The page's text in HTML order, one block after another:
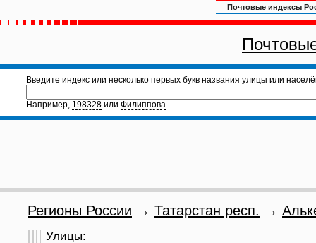
Почтовые индексы
Введите индекс или несколько первых букв названия улицы или
Например, 198328 или Филиппова.
Регионы России → Татарстан респ. →
Улицы: